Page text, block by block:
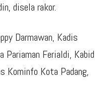
disela rakor.
Darmawan, Kadis
Pariaman Ferialdi, Kabid
Kominfo Kota Padang,